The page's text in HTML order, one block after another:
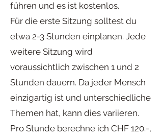
führen und es ist kostenlos.
Für die erste Sitzung solltest du
etwa 2-3 Stunden einplanen. Jede
weitere Sitzung wird
voraussichtlich zwischen 1 und 2
Stunden dauern. Da jeder Mensch
einzigartig ist und unterschiedliche
Themen hat, kann dies variieren.
Pro Stunde berechne ich CHF 120.-,